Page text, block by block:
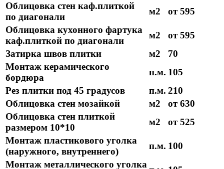
Облицовка стен каф.плиткой
по диагонали
м2
от 595
Облицовка кухонного фартука
каф.плиткой по диагонали
м2
от 595
Затирка швов плитки
м2
70
Монтаж керамического
бордюра
п.м. 105
Рез плитки под 45 градусов
п.м. 210
Облицовка стен мозайкой
м2
от 630
Облицовка стен плиткой
размером 10*10
м2
от 525
Монтаж пластикового уголка
(наружного, внутреннего)
п.м. 100
Монтаж металлического уголка